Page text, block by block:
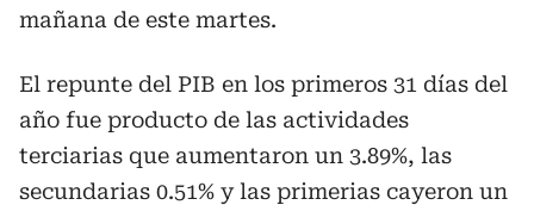
mañana de este martes.
El repunte del PIB en los primeros 31 días del
año fue producto de las actividades
terciarias que aumentaron un 3.89%, las
secundarias 0.51% y las primerias cayeron un